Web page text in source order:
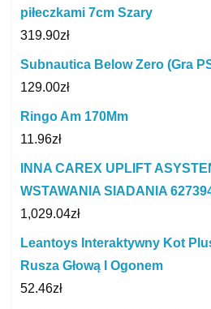
piłeczkami 7cm Szary
319.90zł
Subnautica Below Zero (Gra
129.00zł
Ringo Am 170Mm
11.96zł
INNA CAREX UPLIFT
WSTAWANIA SIADANIA
1,029.04zł
Leantoys Interaktywny Kot
Rusza Głową I Ogonem
52.46zł